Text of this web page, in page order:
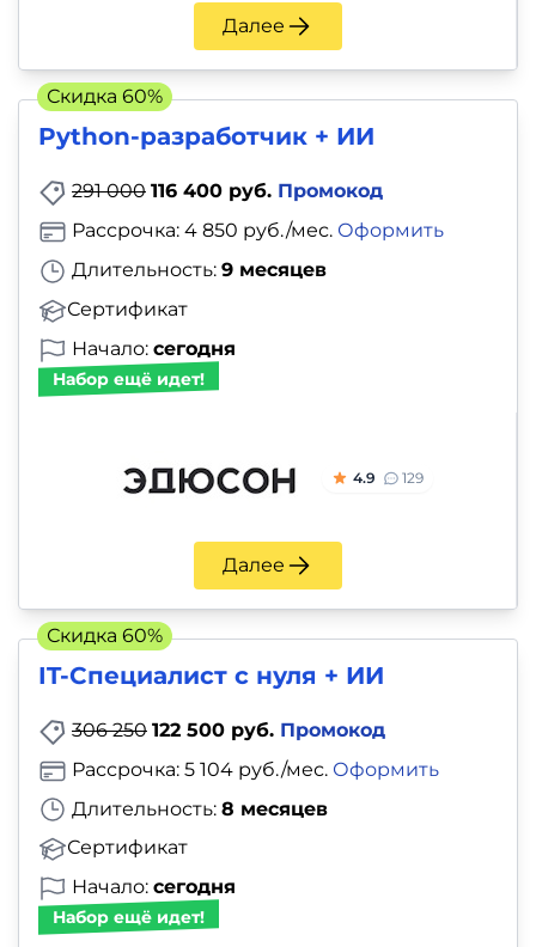
Далее
Python-разработчик + ИИ
291 000 116 400 руб. Промокод
Длительность: 9 месяцев
Сертификат
Рассрочка: 4 850 руб./мес. Оформить
Начало: сегодня
Набор ещё идет!
4.9 129
Далее
Скидка 60%
IT-Специалист с нуля + ИИ
306 250 122 500 руб. Промокод
Длительность: 8 месяцев
Сертификат
Рассрочка: 5 104 руб./мес. Оформить
Начало: сегодня
Набор ещё идет!
Скидка 60%